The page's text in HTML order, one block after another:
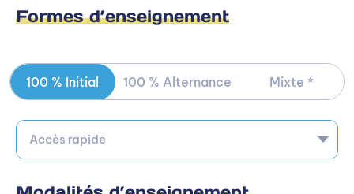
Formes d’enseignement
100 % Initial 100 % Alternance Mixte *
Accès rapide
Accéder à la formation sur le site de
PIGIER
Autres campus PIGIER